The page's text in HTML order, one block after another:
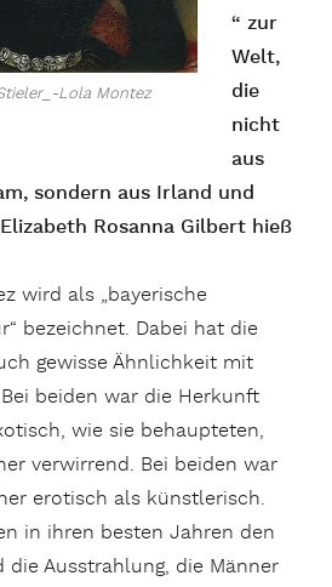
Lola Montez
“ zur
Welt,
die
nicht
aus
sondern aus Irland und
Rosanna Gilbert hieß
wird als „bayerische
bezeichnet. Dabei hat die
gewisse Ähnlichkeit mit
beiden war die Herkunft
wie sie behaupteten,
verwirrend. Bei beiden war
erotisch als künstlerisch.
in ihren besten Jahren den
die Ausstrahlung, die Männer